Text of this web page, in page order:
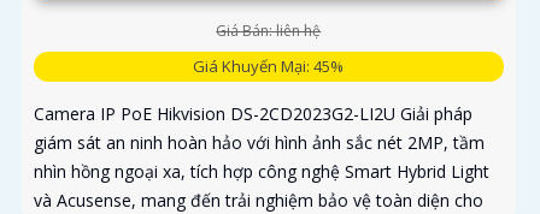
Giá Bán: liên hệ
Giá Khuyến Mại: 45%
Camera IP PoE Hikvision DS-2CD2023G2-LI2U Giải pháp
giám sát an ninh hoàn hảo với hình ảnh sắc nét 2MP, tầm
nhìn hồng ngoại xa, tích hợp công nghệ Smart Hybrid Light
và Acusense, mang đến trải nghiệm bảo vệ toàn diện cho